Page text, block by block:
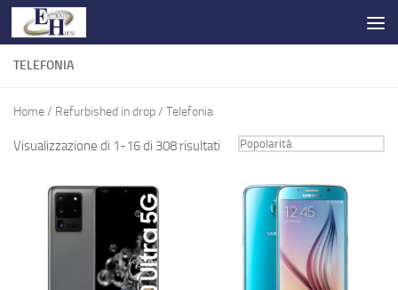
Salta al contenuto
TELEFONIA
Home/ Refurbished in drop/ Telefonia
Visualizzazione di 1-16 di 308 risultati